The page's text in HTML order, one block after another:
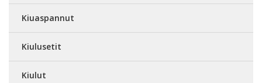
Kiuaspannut
Kiulusetit
Kiulut